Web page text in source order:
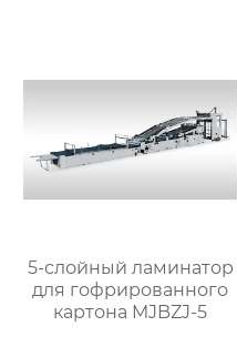
5-слойный ламинатор
для гофрированного
картона MJBZJ-5